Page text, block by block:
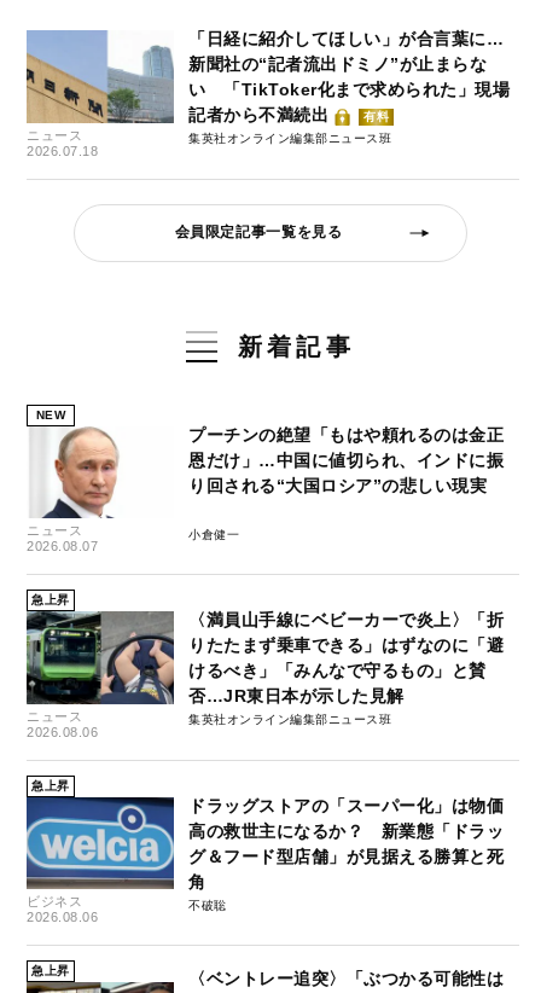
ニュース
2026.07.18
「日経に紹介してほしい」が合言葉に…
新聞社の“記者流出ドミノ”が止まらな
い 「TikToker化まで求められた」現場
記者から不満続出
有料
集英社オンライン編集部ニュース班
会員限定記事一覧を見る
新着記事
NEW
ニュース
2026.08.07
プーチンの絶望「もはや頼れるのは金正
恩だけ」…中国に値切られ、インドに振
り回される“大国ロシア”の悲しい現実
小倉健一
急上昇
ニュース
2026.08.06
〈満員山手線にベビーカーで炎上〉「折
りたたまず乗車できる」はずなのに「避
けるべき」「みんなで守るもの」と賛
否…JR東日本が示した見解
集英社オンライン編集部ニュース班
急上昇
ビジネス
2026.08.06
ドラッグストアの「スーパー化」は物価
高の救世主になるか？ 新業態「ドラッ
グ＆フード型店舗」が見据える勝算と死
角
不破聡
急上昇 〈ベントレー追突〉「ぶつかる可能性は